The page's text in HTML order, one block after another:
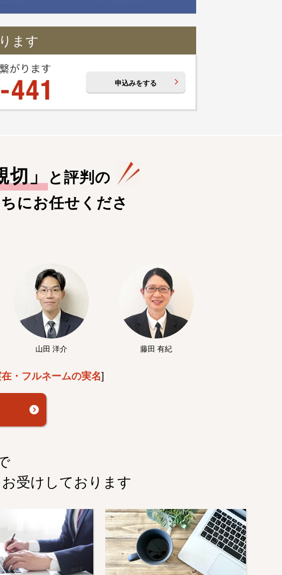
ます
申込みをする
切 」
と評判の
にお任せくださ
山田 洋介 藤田 有紀
・フルネームの実名]
お受けしております